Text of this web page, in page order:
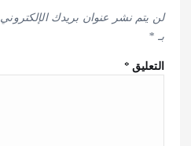
لن يتم نشر عنوان بريدك الإلكتروني.
بـ *
التعليق*